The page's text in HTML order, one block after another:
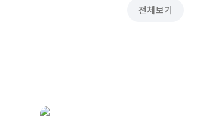
전체보기